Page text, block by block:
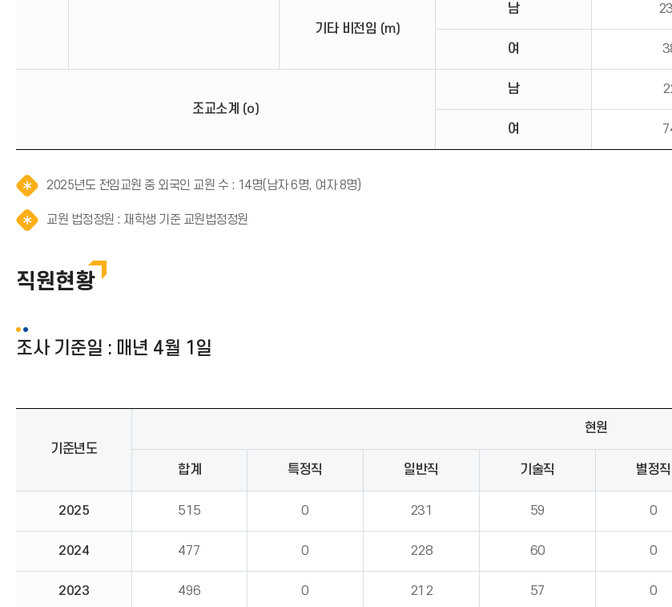
기타 비전임 (m)
남
여
조교소계 (o)
남
여
2025년도 전임교원 중 외국인 교원 수 : 14명(남자 6명, 여자 8명)알
교원 법정정원 : 재학생 기준 교원법정정원알
직원현황
조사 기준일 : 매년 4월 1일
기준년도
현원
합계 특정직 일반직 기술직 별정직
2025 515 0 231 59 0
2024 477 0 228 60 0
2023 496 0 212 57 0